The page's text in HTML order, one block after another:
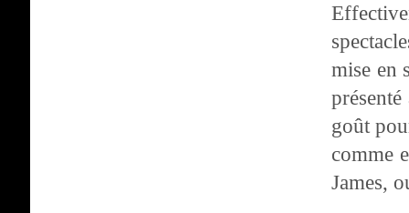
mise en
goût
comme
James,